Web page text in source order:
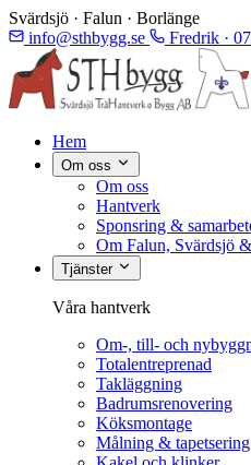
Svärdsjö · Falun · Borlänge
info@sthbygg.se
Fredrik ·
Hem
Om oss
Om oss
Hantverk
Sponsring &
Om Falun, Svärdsjö
Tjänster
Våra hantverk
Om-, till- och
Totalentreprenad
Takläggning
Badrumsrenovering
Köksmontage
Målning & tapetsering